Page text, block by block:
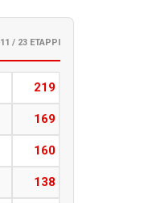
11 / 23 ETAPPI
219
169
160
138